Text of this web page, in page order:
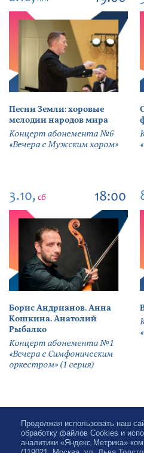
Песни Земли: хоровые
мелодии народов мира
Концерт абонемента №6
«Вечера с Мужским хором»
3.10, сб 18:00
Борис Андрианов. Анна
Кошкина. Анатолий
Рыбалко
Концерт абонемента №1
«Вечера с Симфоническим
оркестром» (1 серия)
Продолжая использовать наш
обработку файлов Cookies и
аналитики «Яндекс.Метрика»